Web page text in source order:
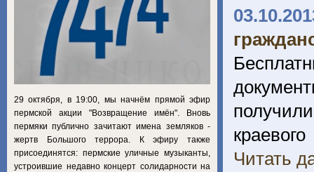
Читать
29 октября, в 19:00, мы начнём прямой эфир
пермской акции "Возвращение имён". Вновь
пермяки публично зачитают имена земляков -
жертв Большого террора. К эфиру также
присоединятся: пермские уличные музыканты,
устроившие недавно концерт солидарности на